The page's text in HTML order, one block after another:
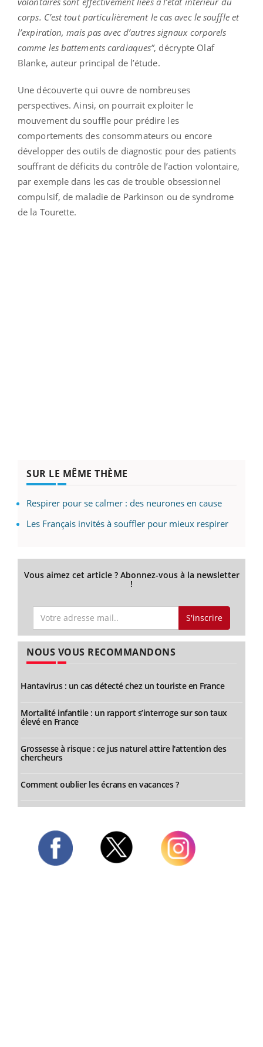
corps. C’est tout particulièrement le cas avec le souffle et
l’expiration, mais pas avec d’autres signaux corporels
comme les battements cardiaques”, décrypte Olaf
Blanke, auteur principal de l’étude.
Une découverte qui ouvre de nombreuses
perspectives. Ainsi, on pourrait exploiter le
mouvement du souffle pour prédire les
comportements des consommateurs ou encore
développer des outils de diagnostic pour des patients
souffrant de déficits du contrôle de l’action volontaire,
par exemple dans les cas de trouble obsessionnel
compulsif, de maladie de Parkinson ou de syndrome
de la Tourette.
SUR LE MÊME THÈME
Respirer pour se calmer : des neurones en cause
Les Français invités à souffler pour mieux respirer
Vous aimez cet article ? Abonnez-vous à la newsletter
!
S'inscrire
NOUS VOUS RECOMMANDONS
Hantavirus : un cas détecté chez un touriste en France
Mortalité infantile : un rapport s’interroge sur son taux
élevé en France
Grossesse à risque : ce jus naturel attire l'attention des
chercheurs
Comment oublier les écrans en vacances ?